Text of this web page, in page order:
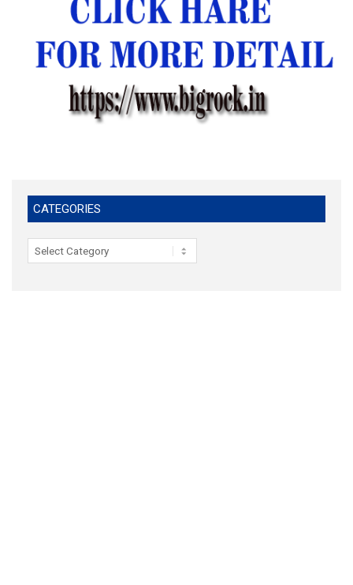
CATEGORIES
Categories